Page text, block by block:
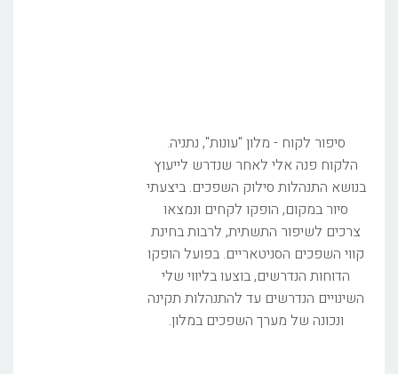
סיפור לקוח - מלון "עונות", נתניה.
הלקוח פנה אלי לאחר שנדרש לייעוץ
בנושא התנהלות סילוק השפכים. ביצעתי
סיור במקום, הופקו לקחים ונמצאו
צרכים לשיפור התשתית, לרבות בחינת
קווי השפכים הסניטאריים. בפועל הופקו
הדוחות הנדרשים, בוצעו בליווי שלי
השינויים הנדרשים עד להתנהלות תקינה
ונכונה של מערך השפכים במלון.